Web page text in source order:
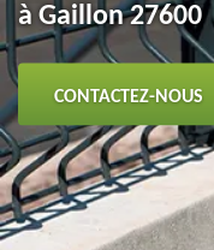
à Gaillon 27600
CONTACTEZ-NOUS